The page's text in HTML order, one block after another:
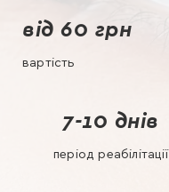
від 60 грн
вартість
7-10 днів
період реабілітації